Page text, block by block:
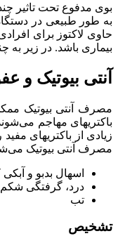
بوی مدفوع تحت تاثیر
به طور طبیعی در
حاوی لاکتوز برای
بیماری باشد. در زیر
آنتی بیوتیک و
مصرف آنتی بیوتیک
باکتریهای مهاجم
زیادی از باکتریهای
مصرف آنتی بیوتیک
اسهال بدبو و
درد، گرفتگی
تب
تشخیص